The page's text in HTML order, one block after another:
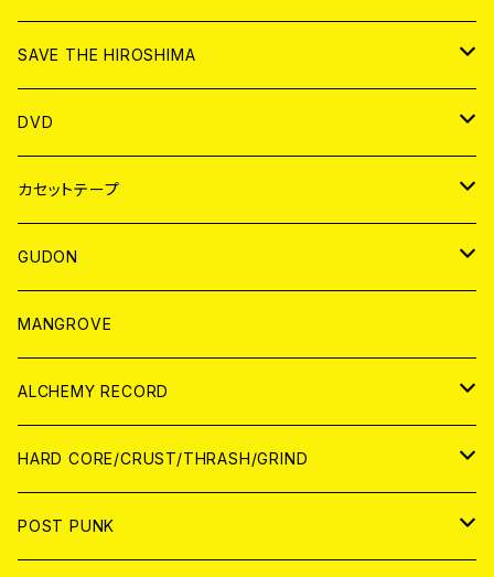
ANALOG
CD
ANALOG
SAVE THE HIROSHIMA
アパレル
BADGE
DVD
JAPAN
WORLD
カセットテープ
JAPAN
WORLD
GUDON
アパレル
PATCH
アナログ
DIGITAL CONTENTS
MANGROVE
ALCHEMY RECORD
CD
ANALOG
HARD CORE/CRUST/THRASH/GRIND
JAPAN
POST PUNK